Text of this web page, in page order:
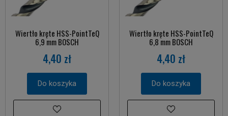
Wiertło kręte HSS-PointTeQ
6,9 mm BOSCH
4,40 zł
Do koszyka
Wiertło kręte HSS-PointTeQ
6,8 mm BOSCH
4,40 zł
Do koszyka